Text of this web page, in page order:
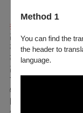
Method 1
You can find the
the header to
language.
《樓蘭女》鍾耀光
揚琴
高雄市人，畢業於臺
事林佩娟老師；現就
事陳思伃老師。於
高中職
市國樂團器樂大賽《
特別獎，同年獲南藝
國樂青年演奏家繁星計